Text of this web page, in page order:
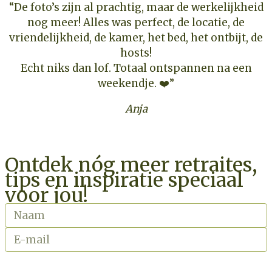
“De foto’s zijn al prachtig, maar de werkelijkheid
nog meer! Alles was perfect, de locatie, de
vriendelijkheid, de kamer, het bed, het ontbijt, de
hosts!
Echt niks dan lof. Totaal ontspannen na een
weekendje. ❤️”
Anja
Ontdek nóg meer retraites,
tips en inspiratie speciaal
voor jou!